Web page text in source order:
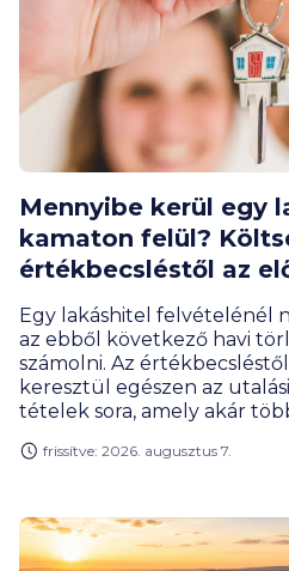
Mennyibe kerül egy
kamaton felül?
értékbecsléstől az
Egy lakáshitel felvételénél
az ebből következő havi
számolni. Az
keresztül egészen az
tételek sora, amely akár
díjakra érdemes előre
frissítve: 2026. augusztus 7.